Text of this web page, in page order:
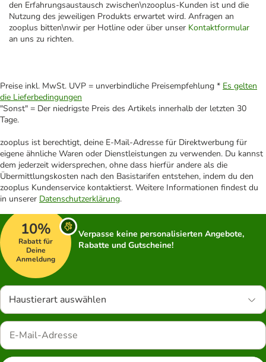
den Erfahrungsaustausch zwischen\nzooplus-Kunden ist und die
Nutzung des jeweiligen Produkts erwartet wird. Anfragen an
zooplus bitten\nwir per Hotline oder über unser Kontaktformular
an uns zu richten.
Preise inkl. MwSt. UVP = unverbindliche Preisempfehlung * Es gelten
die Lieferbedingungen
"Sonst" = Der niedrigste Preis des Artikels innerhalb der letzten 30
Tage.
zooplus ist berechtigt, deine E-Mail-Adresse für Direktwerbung für
eigene ähnliche Waren oder Dienstleistungen zu verwenden. Du kannst
dem jederzeit widersprechen, ohne dass hierfür andere als die
Übermittlungskosten nach den Basistarifen entstehen, indem du den
zooplus Kundenservice kontaktierst. Weitere Informationen findest du
in unserer Datenschutzerklärung.
10%
Rabatt für
Deine
Anmeldung
Verpasse keine personalisierten Angebote,
Rabatte und Gutscheine!
Haustierart auswählen